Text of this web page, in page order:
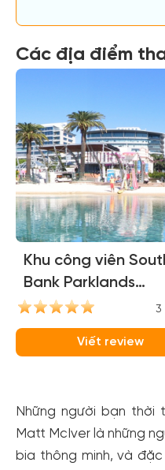
Các địa điểm
Khu công viên
Bank Parklands
(Brisbane South
Parklands)
3
Viết review
Những người bạn thời
Matt McIver là những
bia thông minh, và